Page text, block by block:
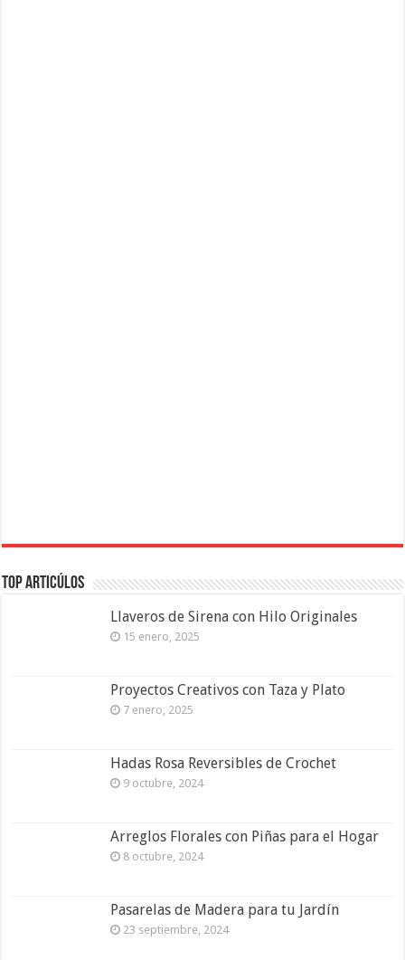
Top Articúlos
Llaveros de Sirena con Hilo Originales
15 enero, 2025
Proyectos Creativos con Taza y Plato
7 enero, 2025
Hadas Rosa Reversibles de Crochet
9 octubre, 2024
Arreglos Florales con Piñas para el Hogar
8 octubre, 2024
Pasarelas de Madera para tu Jardín
23 septiembre, 2024